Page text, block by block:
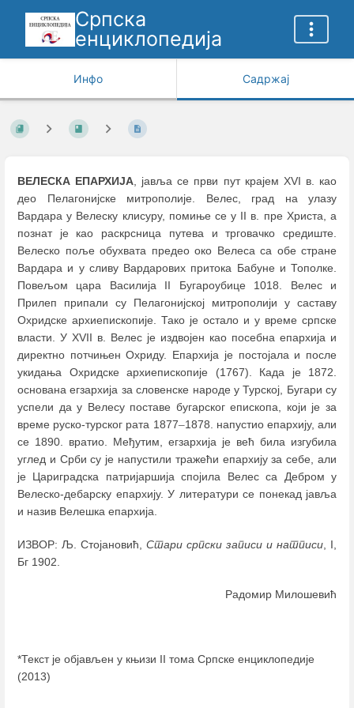
Српска
енциклопедија
Инфо Садржај
ВЕЛЕСКА ЕПАРХИЈА, јавља се први пут крајем XVI в. као
део Пелагонијске митрополије. Велес, град на улазу
Вардара у Велеску клисуру, помиње се у II в. пре Христа, а
познат је као раскрсница путева и трговачко средиште.
Велеско поље обухвата предео око Велеса са обе стране
Вардара и у сливу Вардарових притока Бабуне и Тополке.
Повељом цара Василија II Бугароубицe 1018. Велес и
Прилеп припали су Пелагонијској митрополији у саставу
Охридске архиепископије. Тако је остало и у време српске
власти. У XVII в. Велес је издвојен као посебна епархија и
директно потчињен Охриду. Епархија је постојала и после
укидања Охридске архиепископије (1767). Када је 1872.
основана егзархија за словенске народе у Турској, Бугари су
успели да у Велесу поставе бугарског епископа, који је за
време руско-турског рата 1877–1878. напустио епархију, али
се 1890. вратио. Међутим, егзархија је већ била изгубила
углед и Срби су је напустили тражећи епархију за себе, али
је Цариградска патријаршија спојила Велес са Дебром у
Велеско-дебарску епархију. У литератури се понекад јавља
и назив Велешка епархија.
ИЗВОР: Љ. Стојановић, Стари српски записи и натписи , I,
Бг 1902.
Радомир Милошевић
*Текст је објављен у књизи II тома Српске енциклопедије
(2013)